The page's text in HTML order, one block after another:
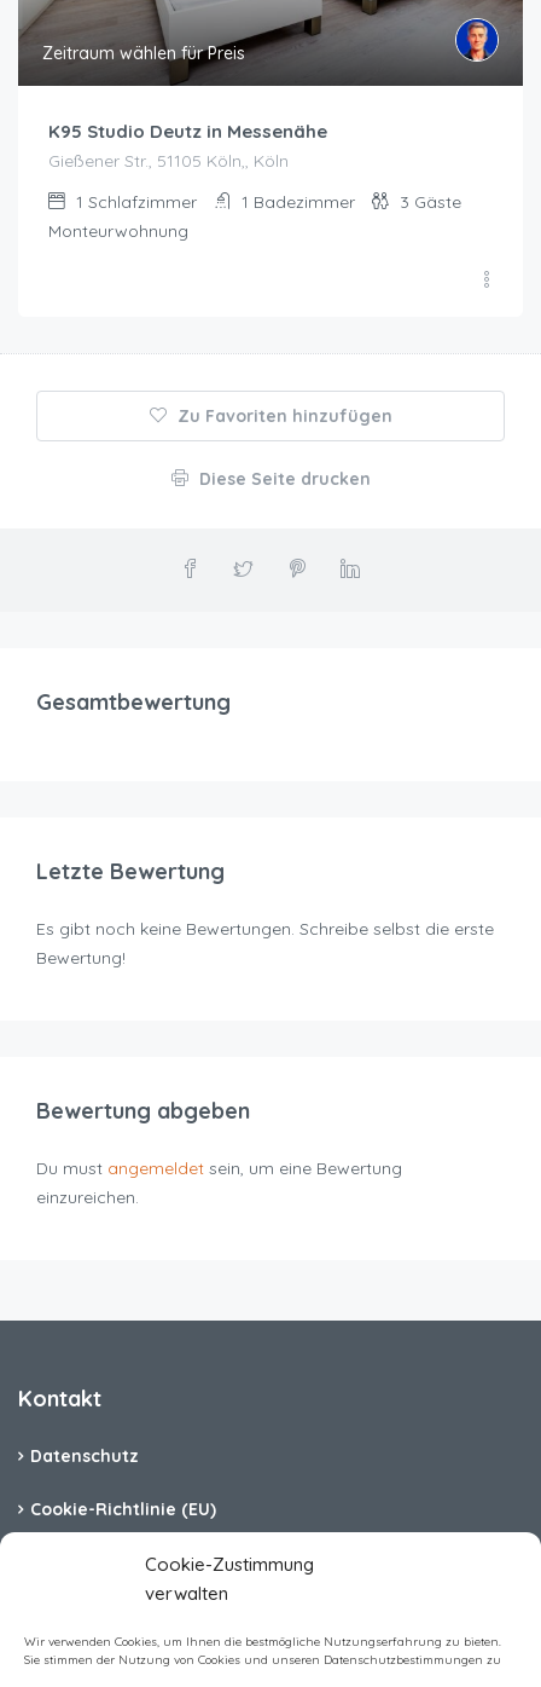
Cookie-Zustimmung
verwalten
Wir verwenden Cookies, um Ihnen die bestmögliche Nutzungserfahrung zu bieten.
Sie stimmen der Nutzung von Cookies und unseren Datenschutzbestimmungen zu
Zeitraum wählen für Preis
K95 Studio Deutz in Messenähe
Gießener Str., 51105 Köln,, Köln
1 Schlafzimmer 1 Badezimmer 3 Gäste
Monteurwohnung
Zu Favoriten hinzufügen
Diese Seite drucken
Gesamtbewertung
Letzte Bewertung
Es gibt noch keine Bewertungen. Schreibe selbst die erste
Bewertung!
Bewertung abgeben
Du must angemeldet sein, um eine Bewertung
einzureichen.
Kontakt
Datenschutz
Cookie-Richtlinie (EU)
Barrierefreiheit